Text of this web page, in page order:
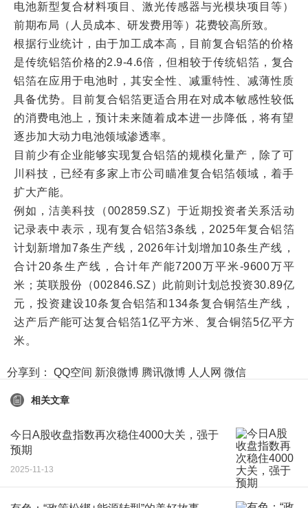
电池新型复合材料项目、激光传感器与光模块项目等）
前期布局（人员成本、研发费用等）花费较高所致。
根据行业统计，由于加工成本高，目前复合铝箔的价格
是传统铝箔价格的2.9-4.6倍，但相较于传统铝箔，复合
铝箔在应用于电池时，其安全性、减重特性、减薄性质
具备优势。目前复合铝箔更适合用在对成本敏感性较低
的消费电池上，预计未来随着成本进一步降低，将有望
逐步加大动力电池领域渗透率。
目前少有企业能够实现复合铝箔的规模化量产，除了可
川科技，已经有多家上市公司瞄准复合铝箔领域，着手
扩大产能。
例如，洁美科技（002859.SZ）于近期投资者关系活动
记录表中表示，现有复合铝箔3条线，2025年复合铝箔
计划新增加7条生产线，2026年计划增加10条生产线，
合计20条生产线，合计年产能7200万平米-9600万平
米；英联股份（002846.SZ）此前则计划总投资30.89亿
元，投资建设10条复合铝箔和134条复合铜箔生产线，
达产后产能可达复合铝箔1亿平方米、复合铜箔5亿平方
米。
分享到： QQ空间 新浪微博 腾讯微博 人人网 微信
相关文章
今日A股收盘指数再次稳住4000大关，强于
预期
2025-11-13